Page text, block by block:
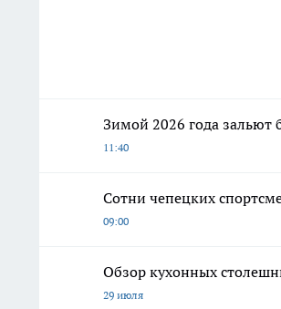
Зимой 2026 года зальют
11:40
Сотни чепецких
09:00
Обзор кухонных
29 июля